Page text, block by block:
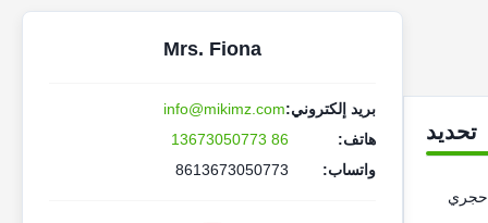
تحديد
Mrs. Fiona
بريد إلكتروني:info@mikimz.com
هاتف:
86 13673050773
واتساب:
8613673050773